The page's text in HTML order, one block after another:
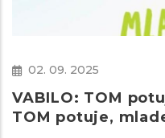
02. 09. 2025
VABILO: TOM
TOM potuje,